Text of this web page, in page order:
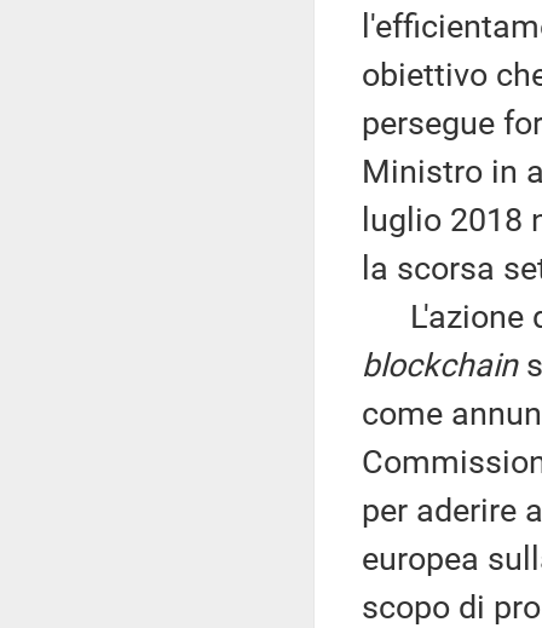
obiettivo
persegue
Ministro in
luglio 2018
la scorsa
L'azione
blockchain
come
per aderire
europea
scopo di